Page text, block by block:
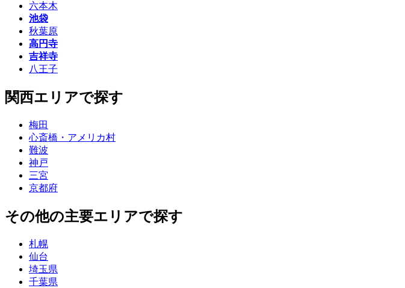
六本木
池袋
秋葉原
高円寺
吉祥寺
八王子
関西エリアで探す
梅田
心斎橋・アメリカ村
難波
神戸
三宮
京都府
その他の主要エリアで探す
札幌
仙台
埼玉県
千葉県